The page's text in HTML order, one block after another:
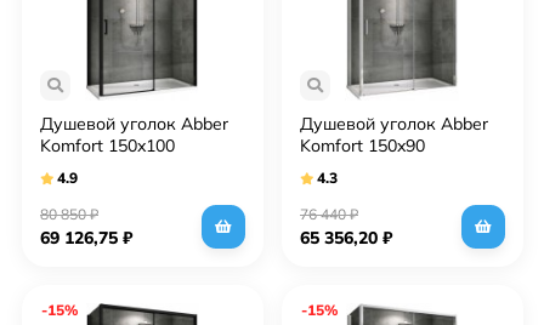
Душевой уголок Abber
Komfort 150x100
профиль Черный стекло
прозрачное
4.9
80 850₽
69 126,75 ₽
Душевой уголок Abber
Komfort 150x90
Хром стекло
прозрачное
4.3
76 440₽
65 356,20 ₽
-15% -15%